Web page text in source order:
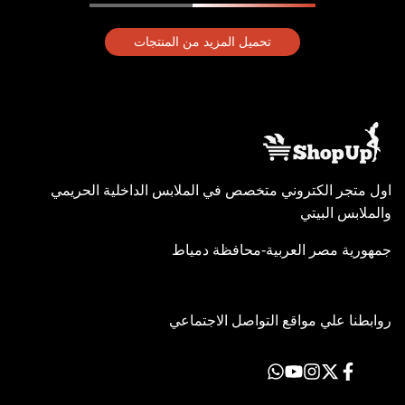
تحميل المزيد من المنتجات
اول متجر الكتروني متخصص في الملابس الداخلية الحريمي
والملابس البيتي
جمهورية مصر العربية-محافظة دمياط
روابطنا علي مواقع التواصل الاجتماعي
فيسبوك
اكسانستاجرام
يوتيوبTranslation